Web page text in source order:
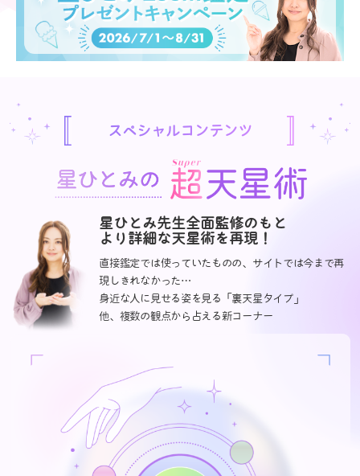
スペシャルコンテンツ
星ひとみ先生全面監修のもと
より詳細な天星術を再現！
直接鑑定では使っていたものの、サイトでは今まで再
現しきれなかった…
身近な人に見せる姿を見る「裏天星タイプ」
他、複数の観点から占える新コーナー